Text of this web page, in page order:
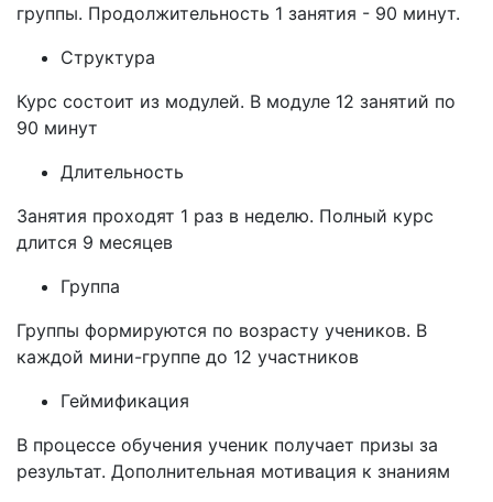
группы. Продолжительность 1 занятия - 90 минут.
Структура
Курс состоит из модулей. В модуле 12 занятий по
90 минут
Длительность
Занятия проходят 1 раз в неделю. Полный курс
длится 9 месяцев
Группа
Группы формируются по возрасту учеников. В
каждой мини-группе до 12 участников
Геймификация
В процессе обучения ученик получает призы за
результат. Дополнительная мотивация к знаниям